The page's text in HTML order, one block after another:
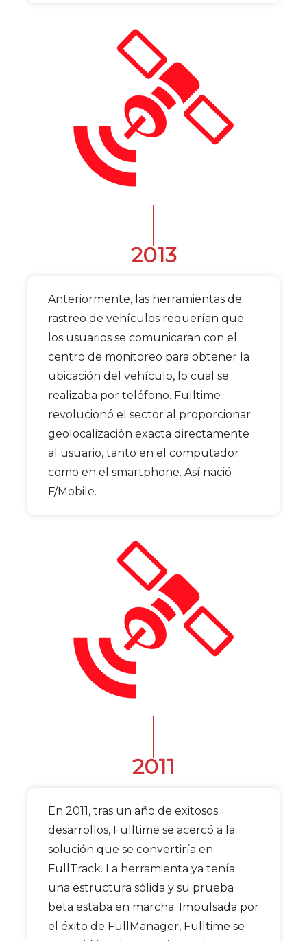
2013
Anteriormente, las herramientas de
rastreo de vehículos requerían que
los usuarios se comunicaran con el
centro de monitoreo para obtener la
ubicación del vehículo, lo cual se
realizaba por teléfono. Fulltime
revolucionó el sector al proporcionar
geolocalización exacta directamente
al usuario, tanto en el computador
como en el smartphone. Así nació
F/Mobile.
2011
En 2011, tras un año de exitosos
desarrollos, Fulltime se acercó a la
solución que se convertiría en
FullTrack. La herramienta ya tenía
una estructura sólida y su prueba
beta estaba en marcha. Impulsada por
el éxito de FullManager, Fulltime se